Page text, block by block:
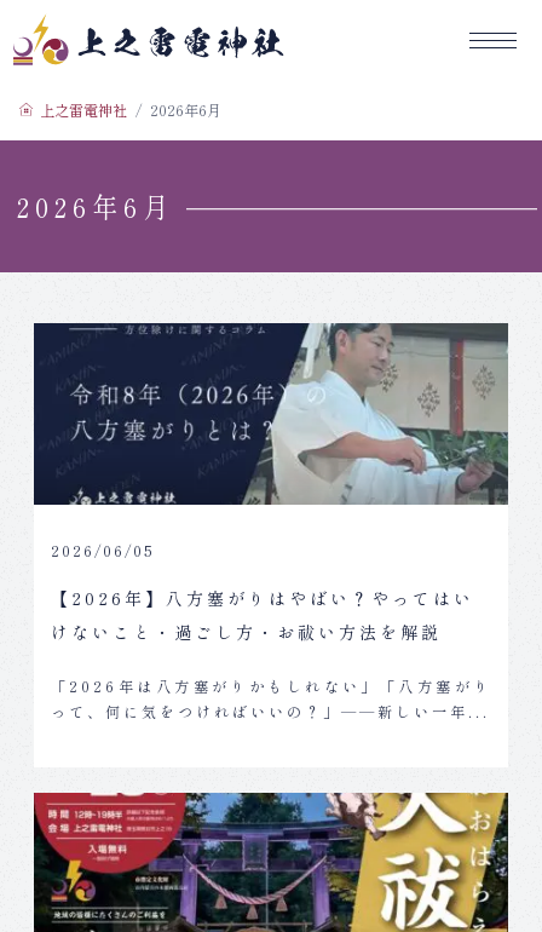
ン
テ
プ
上之雷電神社 2026年6月
2026年6月
2026/06/05
【2026年】八方塞がりはやばい？やってはい
けないこと・過ごし方・お祓い方法を解説
「2026年は八方塞がりかもしれない」「八方塞がり
って、何に気をつければいいの？」——新しい一年...